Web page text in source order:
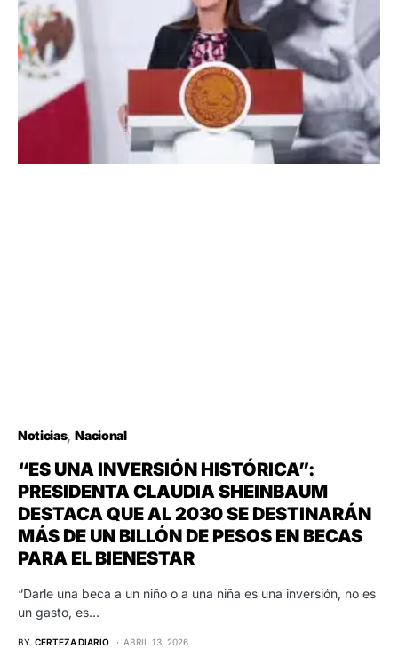
Noticias Nacional
“ES UNA INVERSIÓN HISTÓRICA”:
PRESIDENTA CLAUDIA SHEINBAUM
DESTACA QUE AL 2030 SE DESTINARÁN
MÁS DE UN BILLÓN DE PESOS EN BECAS
PARA EL BIENESTAR
“Darle una beca a un niño o a una niña es una inversión, no es
un gasto, es…
BY CERTEZA DIARIO ABRIL 13, 2026